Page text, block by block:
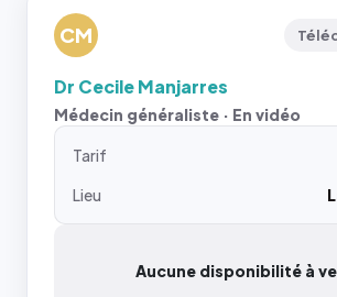
CM
Dr Cecile Manjarres
Médecin généraliste · En vidéo
Tarif
Lieu
Aucune disponibilité à